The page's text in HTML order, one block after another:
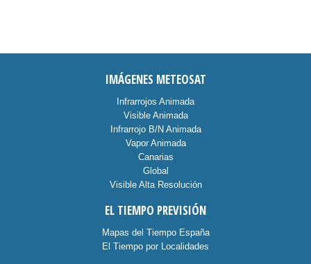
IMÁGENES METEOSAT
Infrarrojos Animada
Visible Animada
Infrarrojo B/N Animada
Vapor Animada
Canarias
Global
Visible Alta Resolución
EL TIEMPO PREVISIÓN
Mapas del Tiempo España
El Tiempo por Localidades